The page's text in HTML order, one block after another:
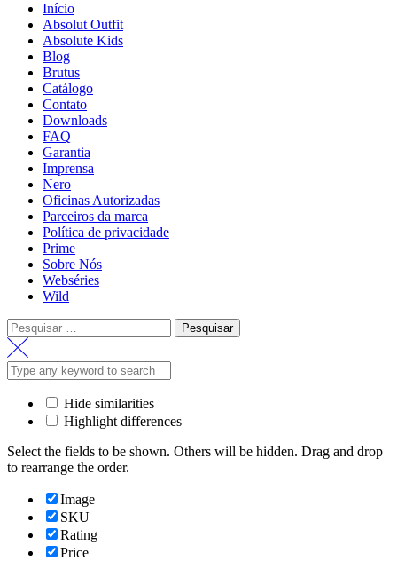
Início
Absolut Outfit
Absolute Kids
Blog
Brutus
Catálogo
Contato
Downloads
FAQ
Garantia
Imprensa
Nero
Oficinas Autorizadas
Parceiros da marca
Política de privacidade
Prime
Sobre Nós
Webséries
Wild
Pesquisar
por:
Hide similarities
Highlight differences
Select the fields to be shown. Others will be hidden. Drag and drop
to rearrange the order.
Image
SKU
Rating
Price